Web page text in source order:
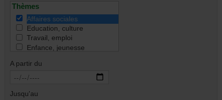
Luxembourg
Toutes
Thèmes
Affaires sociales
Education, culture
Travail, emploi
Enfance, jeunesse
Handicap
Immigration & intégration
Santé
A partir du
Jusqu'au